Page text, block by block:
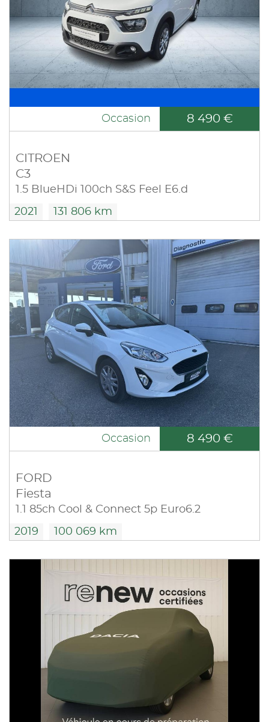
Occasion 8 490 €
CITROEN
C3
1.5 BlueHDi 100ch S&S Feel E6.d
2021 131 806 km
Occasion 8 490 €
FORD
Fiesta
1.1 85ch Cool & Connect 5p Euro6.2
2019 100 069 km